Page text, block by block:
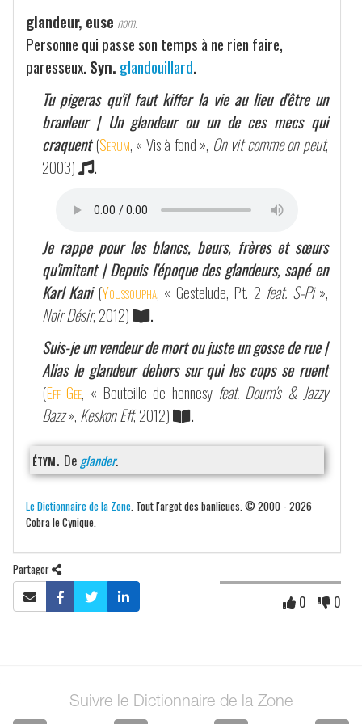
glandeur, euse nom.
Personne qui passe son temps à ne rien faire,
paresseux. Syn. glandouillard.
Tu pigeras qu'il faut kiffer la vie au lieu d'être un
branleur | Un glandeur ou un de ces mecs qui
craquent (Serum, « Vis à fond », On vit comme on peut,
2003)
.
Je rappe pour les blancs, beurs, frères et sœurs
qu'imitent | Depuis l'époque des glandeurs, sapé en
Karl Kani (Youssoupha, « Gestelude, Pt. 2 feat. S-Pi»,
Noir Désir, 2012)
.
Suis-je un vendeur de mort ou juste un gosse de rue |
Alias le glandeur dehors sur qui les cops se ruent
(Eff Gee, « Bouteille de hennesy feat. Doum's & Jazzy
Bazz», Keskon Eff, 2012)
.
étym. De glander.
Le Dictionnaire de la Zone . Tout l'argot des banlieues. © 2000 - 2026
Cobra le Cynique.
Partager
0 0
Suivre le Dictionnaire de la Zone